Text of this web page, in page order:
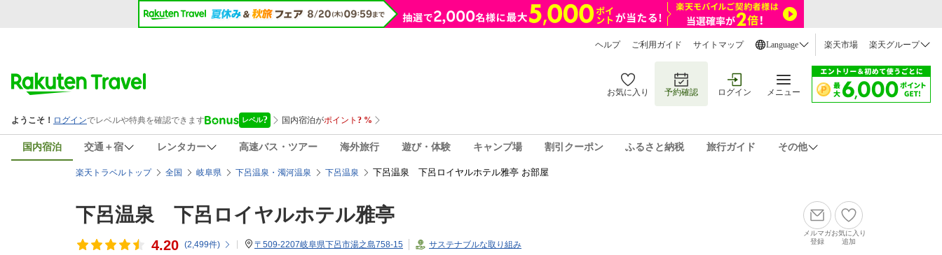
ヘルプ ご利用ガイド サイトマップ Language 楽天市場 楽天グループ
お気に入り 予約確認 ログイン メニュー
国内宿泊 交通＋宿 レンタカー 高速バス・ツアー 海外旅行 遊び・体験 キャンプ場 割引クーポン ふるさと納税 旅行ガイド その他
楽天トラベルトップ 全国 岐阜県 下呂温泉・濁河温泉 下呂温泉 下呂温泉 下呂ロイヤルホテル雅亭 お部屋
下呂温泉 下呂ロイヤルホテル雅亭
4.20 (2,499件) 〒509-2207岐阜県下呂市湯之島758-15 サステナブルな取り組み
メルマガ
登録
お気に入り
追加